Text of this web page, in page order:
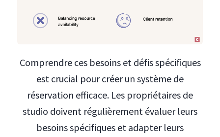
Comprendre ces besoins et défis spécifiques
est crucial pour créer un système de
réservation efficace. Les propriétaires de
studio doivent régulièrement évaluer leurs
besoins spécifiques et adapter leurs